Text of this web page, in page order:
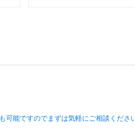
能ですのでまずは気軽にご相談くださ